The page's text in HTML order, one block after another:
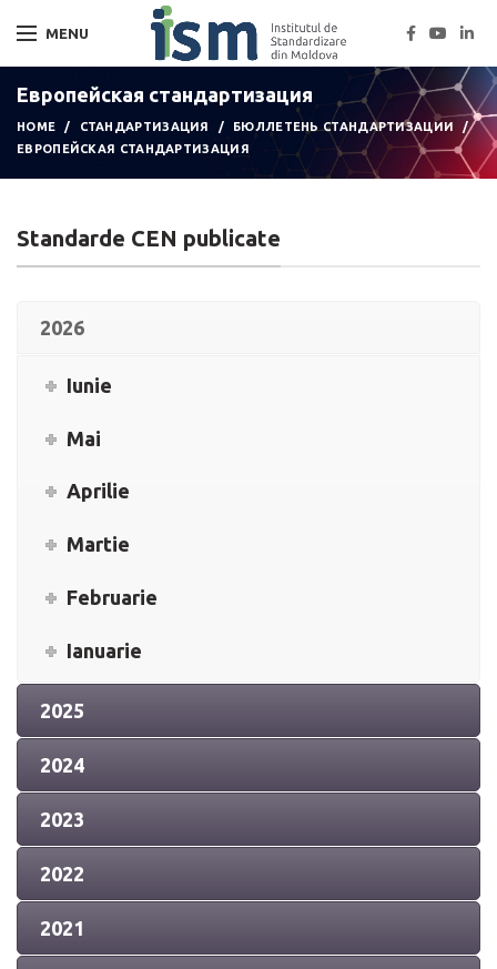
MENU
Европейская стандартизация
HOME СТАНДАРТИЗАЦИЯ
БЮЛЛЕТЕНЬ СТАНДАРТИЗАЦИИ
ЕВРОПЕЙСКАЯ СТАНДАРТИЗАЦИЯ
Standarde CEN publicate
2026
Iunie
Mai
Aprilie
Martie
Februarie
Ianuarie
2025
2024
2023
2022
2021